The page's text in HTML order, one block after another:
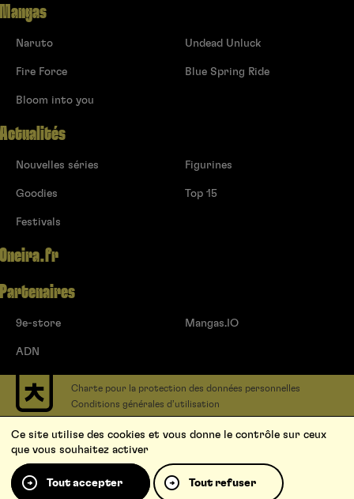
Mangas
Naruto
Fire Force
Bloom into you
Undead Unluck
Blue Spring Ride
Actualités
Nouvelles séries
Goodies
Festivals
Figurines
Top 15
Oneira.fr
Partenaires
9e-store
ADN
Mangas.IO
Charte pour la protection des données personnelles
Conditions générales d’utilisation
Contact
Soumettre un projet
Proposer une série
Qui sommes-nous ?
Ce site utilise des cookies et vous donne le contrôle sur ceux
que vous souhaitez activer
Tout accepter Tout refuser